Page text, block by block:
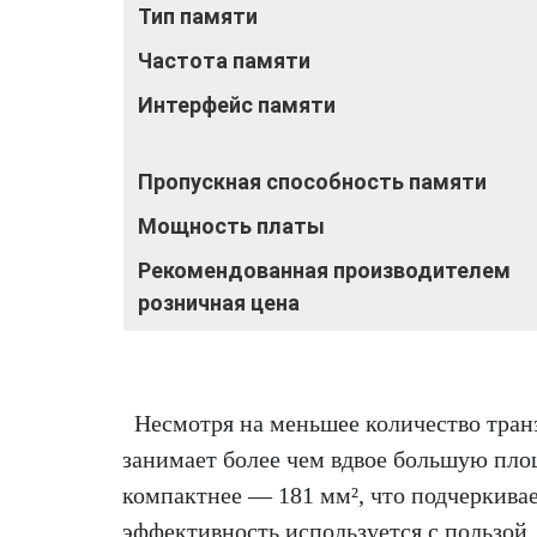
Тип памяти
Частота памяти
Интерфейс памяти
Пропускная способность памяти
Мощность платы
Рекомендованная производителем
розничная цена
Несмотря на меньшее количество
занимает более чем вдвое большую
компактнее — 181 мм², что
эффективность используется с